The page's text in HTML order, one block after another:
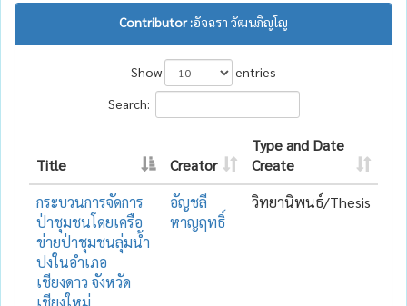
Contributor :อัจฉรา วัฒนภิญโญ
Show
entries
Search:
Title Creator
Type and Date
Create
กระบวนการจัดการ
ป่าชุมชนโดยเครือ
ข่ายป่าชุมชนลุ่มน้ำ
ปงในอำเภอ
เชียงดาว จังหวัด
เชียงใหม่
อัญชลี
หาญฤทธิ์
วิทยานิพนธ์/Thesis